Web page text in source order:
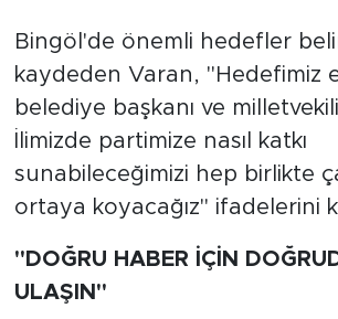
Bingöl'de önemli hedefler
kaydeden Varan, "Hedefimiz
belediye başkanı ve
İlimizde partimize nasıl katkı
sunabileceğimizi hep birlikte
ortaya koyacağız" ifadelerini
"DOĞRU HABER İÇİN
ULAŞIN"